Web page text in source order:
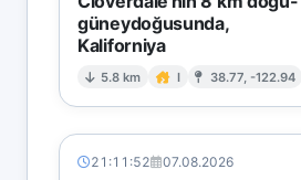
güneydoğusunda,
Kaliforniya
5.8 km I 38.77, -122.94
21:11:52 07.08.2026